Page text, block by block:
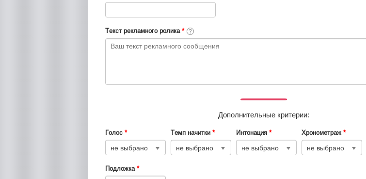
Текст рекламного ролика *
Дополнительные критерии:
Голос *
не выбрано
Темп начитки *
не выбрано
Интонация *
не выбрано
Хронометраж *
не выбрано
Подложка *